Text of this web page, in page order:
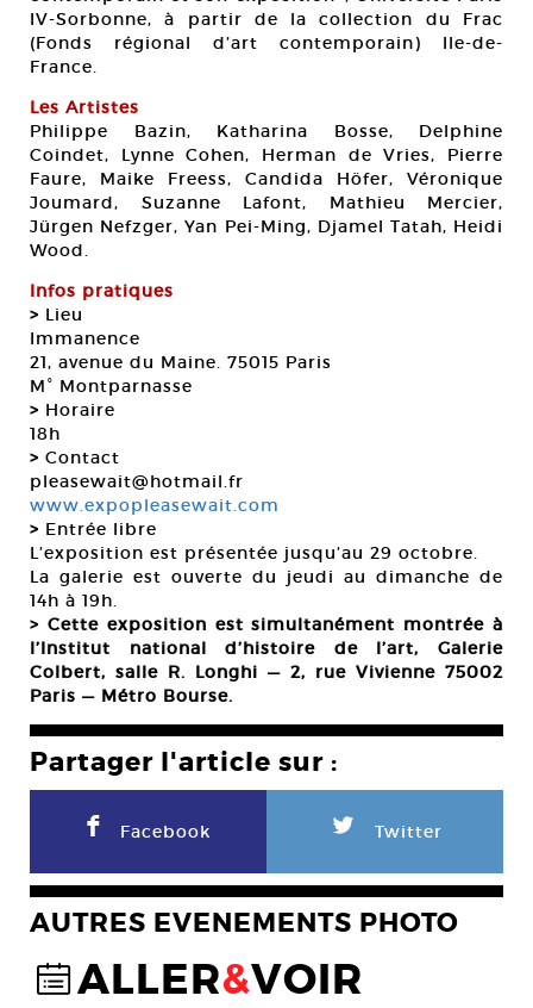
IV-Sorbonne, à partir de la collection du Frac
(Fonds régional d’art contemporain) Ile-de-
France.
Les Artistes
Philippe Bazin, Katharina Bosse, Delphine
Coindet, Lynne Cohen, Herman de Vries, Pierre
Faure, Maike Freess, Candida Höfer, Véronique
Joumard, Suzanne Lafont, Mathieu Mercier,
Jürgen Nefzger, Yan Pei-Ming, Djamel Tatah, Heidi
Wood.
Infos pratiques
> Lieu
Immanence
21, avenue du Maine. 75015 Paris
M° Montparnasse
> Horaire
18h
> Contact
pleasewait@hotmail.fr
www.expopleasewait.com
> Entrée libre
L’exposition est présentée jusqu’au 29 octobre.
La galerie est ouverte du jeudi au dimanche de
14h à 19h.
> Cette exposition est simultanément montrée à
l’Institut national d’histoire de l’art, Galerie
Colbert, salle R. Longhi — 2, rue Vivienne 75002
Paris — Métro Bourse.
Partager l'article sur :
F Facebook L Twitter
AUTRES EVENEMENTS PHOTO
@ALLER&VOIR